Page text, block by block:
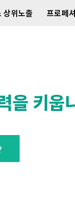
상위노출 프로페
을 키웁